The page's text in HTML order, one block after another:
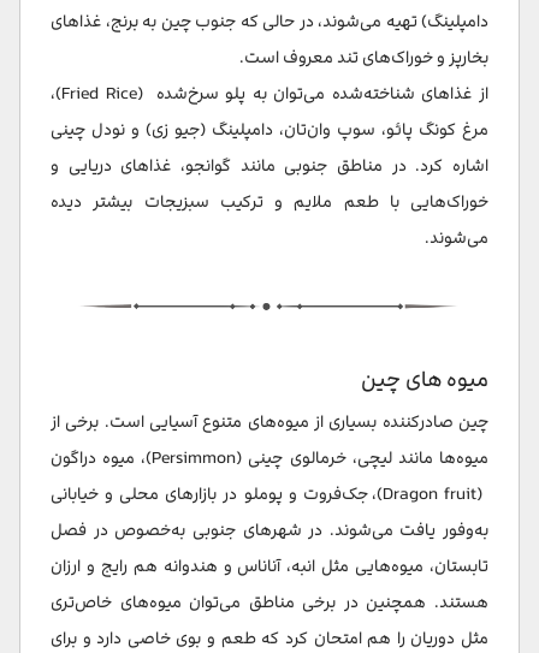
دامپلینگ) تهیه می‌شوند، در حالی که جنوب چین به برنج، غذاهای
بخارپز و خوراک‌های تند معروف است.
از غذاهای شناخته‌شده می‌توان به پلو سرخ‌شده (Fried Rice)،
مرغ کونگ پائو، سوپ وان‌تان، دامپلینگ (جیو زی) و نودل چینی
اشاره کرد. در مناطق جنوبی مانند گوانجو، غذاهای دریایی و
خوراک‌هایی با طعم ملایم و ترکیب سبزیجات بیشتر دیده
می‌شوند.
میوه های چین
چین صادرکننده بسیاری از میوه‌های متنوع آسیایی است. برخی از
میوه‌ها مانند لیچی، خرمالوی چینی (Persimmon)، میوه دراگون
(Dragon fruit)، جک‌فروت و پوملو در بازارهای محلی و خیابانی
به‌وفور یافت می‌شوند. در شهرهای جنوبی به‌خصوص در فصل
تابستان، میوه‌هایی مثل انبه، آناناس و هندوانه هم رایج و ارزان
هستند. همچنین در برخی مناطق می‌توان میوه‌های خاص‌تری
مثل دوریان را هم امتحان کرد که طعم و بوی خاصی دارد و برای